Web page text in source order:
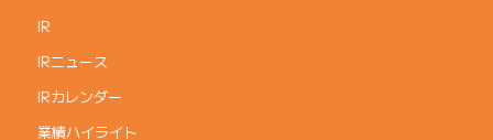
IR
IRニュース
IRカレンダー
業績ハイライト